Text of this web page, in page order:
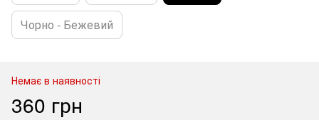
Чорно - Бежевий
Немає в наявності
360 грн